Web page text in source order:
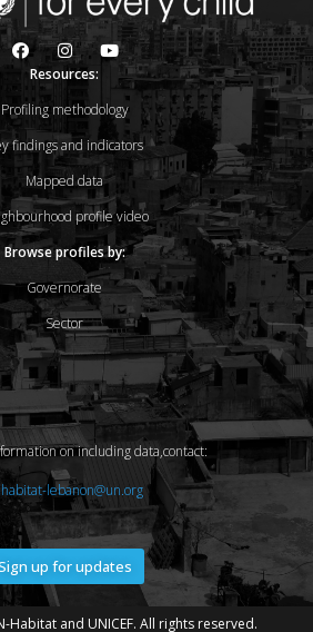
Resources:
Profiling methodology
findings and indicators
Mapped data
profile video
Browse profiles by:
Governorate
Sector
on including data,contact:
lebanon@un.org
up for updates
Habitat and UNICEF. All rights reserved.